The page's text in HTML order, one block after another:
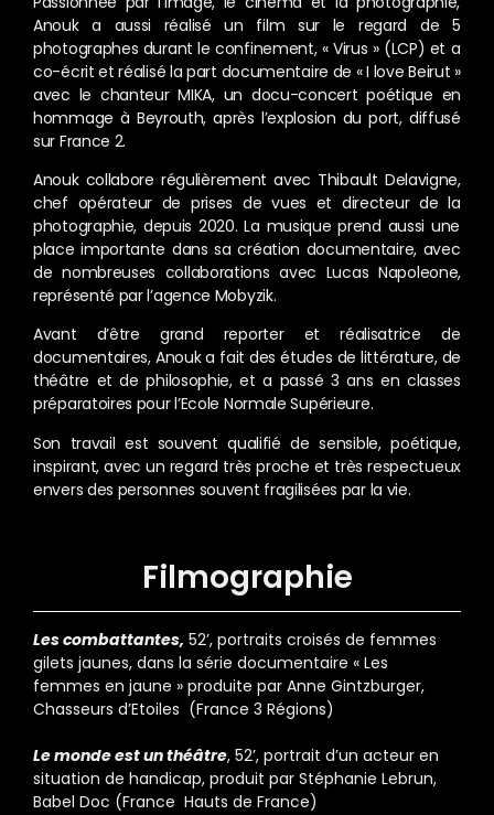
Anouk a aussi réalisé un film sur le regard de 5
photographes durant le confinement, « Virus » (LCP) et a
co-écrit et réalisé la part documentaire de « I love Beirut »
avec le chanteur MIKA, un docu-concert poétique en
hommage à Beyrouth, après l’explosion du port, diffusé
sur France 2.
Anouk collabore régulièrement avec Thibault Delavigne,
chef opérateur de prises de vues et directeur de la
photographie, depuis 2020. La musique prend aussi une
place importante dans sa création documentaire, avec
de nombreuses collaborations avec Lucas Napoleone,
représenté par l’agence Mobyzik.
Avant d’être grand reporter et réalisatrice de
documentaires, Anouk a fait des études de littérature, de
théâtre et de philosophie, et a passé 3 ans en classes
préparatoires pour l’Ecole Normale Supérieure.
Son travail est souvent qualifié de sensible, poétique,
inspirant, avec un regard très proche et très respectueux
envers des personnes souvent fragilisées par la vie.
Filmographie
Les combattantes, 52’, portraits croisés de femmes
gilets jaunes, dans la série documentaire « Les
femmes en jaune » produite par Anne Gintzburger,
Chasseurs d’Etoiles (France 3 Régions)
Le monde est un théâtre, 52’, portrait d’un acteur en
situation de handicap, produit par Stéphanie Lebrun,
Babel Doc (France Hauts de France)